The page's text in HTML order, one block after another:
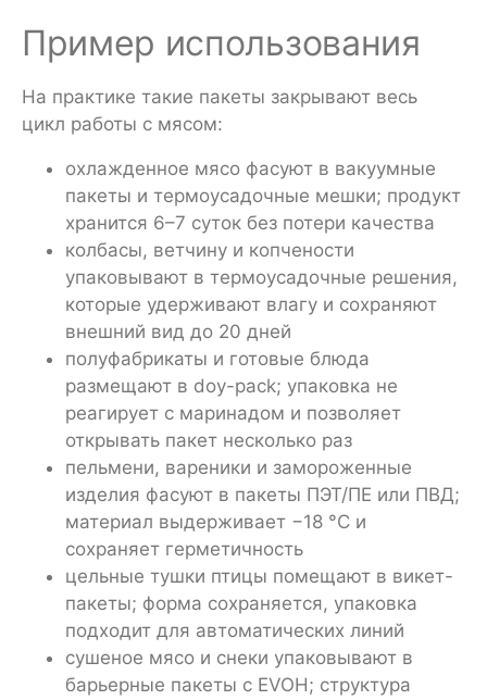
Пример использования
На практике такие пакеты закрывают весь
цикл работы с мясом:
охлажденное мясо фасуют в вакуумные
пакеты и термоусадочные мешки; продукт
хранится 6–7 суток без потери качества
колбасы, ветчину и копчености
упаковывают в термоусадочные решения,
которые удерживают влагу и сохраняют
внешний вид до 20 дней
полуфабрикаты и готовые блюда
размещают в doy-pack; упаковка не
реагирует с маринадом и позволяет
открывать пакет несколько раз
пельмени, вареники и замороженные
изделия фасуют в пакеты ПЭТ/ПЕ или ПВД;
материал выдерживает −18 °C и
сохраняет герметичность
цельные тушки птицы помещают в викет-
пакеты; форма сохраняется, упаковка
подходит для автоматических линий
сушеное мясо и снеки упаковывают в
барьерные пакеты с EVOH; структура